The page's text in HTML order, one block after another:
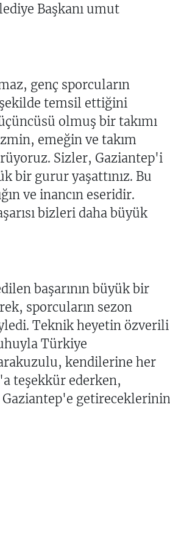
Başkanı umut
genç sporcuların
temsil ettiğini
olmuş bir takımı
emeğin ve takım
Sizler, Gaziantep'i
bir gurur yaşattınız. Bu
ve inancın eseridir.
bizleri daha büyük
başarının büyük bir
sporcuların sezon
Teknik heyetin özverili
Türkiye
kendilerine her
teşekkür ederken,
getireceklerinin